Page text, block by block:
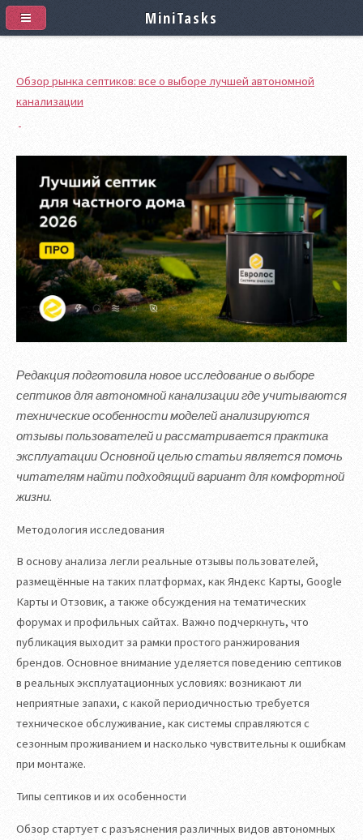
Обзор рынка септиков: все о выборе лучшей автономной
канализации
Редакция подготовила новое исследование о выборе
септиков для автономной канализации где учитываются
технические особенности моделей анализируются
отзывы пользователей и рассматривается практика
эксплуатации Основной целью статьи является помочь
читателям найти подходящий вариант для комфортной
жизни.
Методология исследования
В основу анализа легли реальные отзывы пользователей,
размещённые на таких платформах, как Яндекс Карты, Google
Карты и Отзовик, а также обсуждения на тематических
форумах и профильных сайтах. Важно подчеркнуть, что
публикация выходит за рамки простого ранжирования
брендов. Основное внимание уделяется поведению септиков
в реальных эксплуатационных условиях: возникают ли
неприятные запахи, с какой периодичностью требуется
техническое обслуживание, как системы справляются с
сезонным проживанием и насколько чувствительны к ошибкам
при монтаже.
Типы септиков и их особенности
Обзор стартует с разъяснения различных видов автономных
MiniTasks